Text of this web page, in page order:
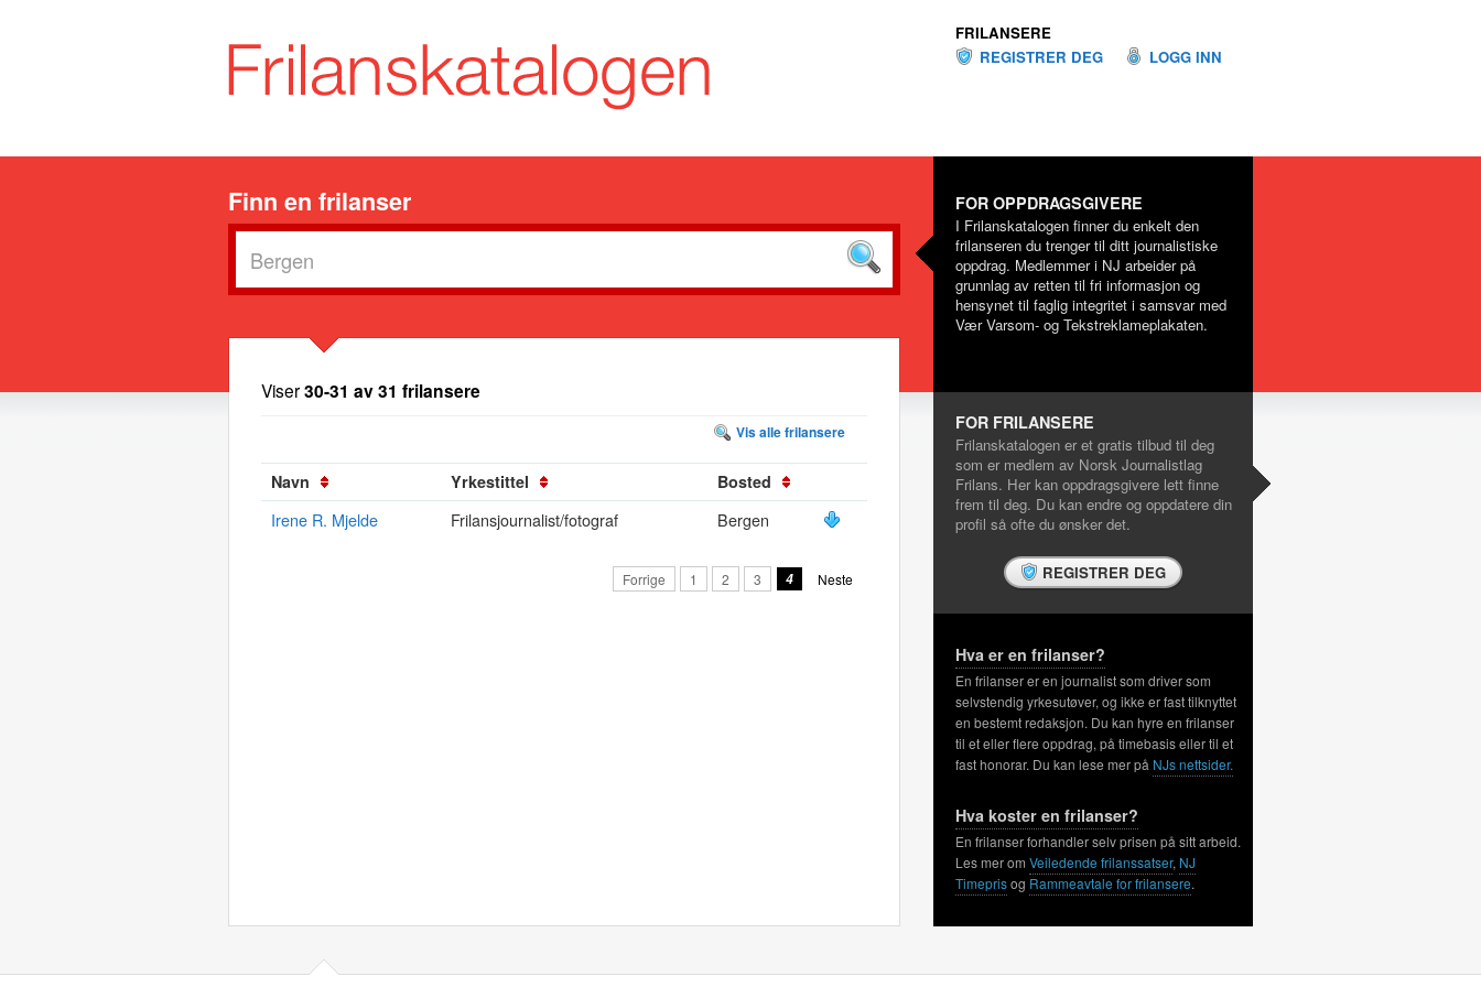
FRILANSERE
REGISTRER DEG
LOGG INN
Finn en frilanser FOR OPPDRAGSGIVERE
I Frilanskatalogen finner du enkelt den
frilanseren du trenger til ditt journalistiske
oppdrag. Medlemmer i NJ arbeider på
grunnlag av retten til fri informasjon og
hensynet til faglig integritet i samsvar med
Vær Varsom- og Tekstreklameplakaten.
Viser30-31 av 31 frilansere
Vis alle frilansere
Navn Yrkestittel Bosted
Irene R. Mjelde Frilansjournalist/fotograf Bergen
Forrige 1 2 3 4 Neste
FOR FRILANSERE
Frilanskatalogen er et gratis tilbud til deg
som er medlem av Norsk Journalistlag
Frilans. Her kan oppdragsgivere lett finne
frem til deg. Du kan endre og oppdatere din
profil så ofte du ønsker det.
REGISTRER DEG
Hva er en frilanser?
En frilanser er en journalist som driver som
selvstendig yrkesutøver, og ikke er fast tilknyttet
en bestemt redaksjon. Du kan hyre en frilanser
til et eller flere oppdrag, på timebasis eller til et
fast honorar. Du kan lese mer på NJs nettsider.
Hva koster en frilanser?
En frilanser forhandler selv prisen på sitt arbeid.
Les mer om Veiledende frilanssatser, NJ
Timeprisog Rammeavtale for frilansere.